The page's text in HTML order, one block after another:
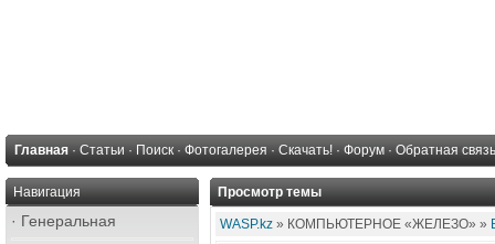
Главная · Статьи · Поиск · Фотогалерея · Скачать! · Форум · Обратная связь
Навигация
· Генеральная
Просмотр темы
WASP.kz » КОМПЬЮТЕРНОЕ «ЖЕЛЕЗО» »